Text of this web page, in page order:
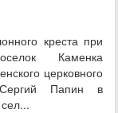
креста при
Каменка
церковного
Папин в